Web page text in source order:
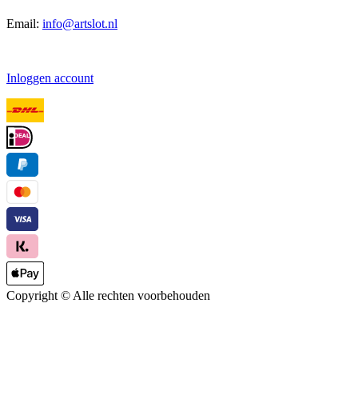
Email: info@artslot.nl
Inloggen account
Copyright © Alle rechten voorbehouden